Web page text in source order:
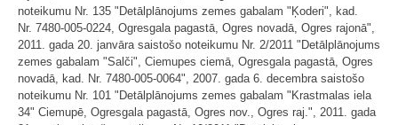
noteikumu Nr. 135 "Detālplānojums zemes gabalam "Ķoderi", kad.
Nr. 7480-005-0224, Ogresgala pagastā, Ogres novadā, Ogres rajonā",
2011. gada 20. janvāra saistošo noteikumu Nr. 2/2011 "Detālplānojums
zemes gabalam "Salči", Ciemupes ciemā, Ogresgala pagastā, Ogres
novadā, kad. Nr. 7480-005-0064", 2007. gada 6. decembra saistošo
noteikumu Nr. 101 "Detālplānojums zemes gabalam "Krastmalas iela
34" Ciemupē, Ogresgala pagastā, Ogres nov., Ogres raj.", 2011. gada